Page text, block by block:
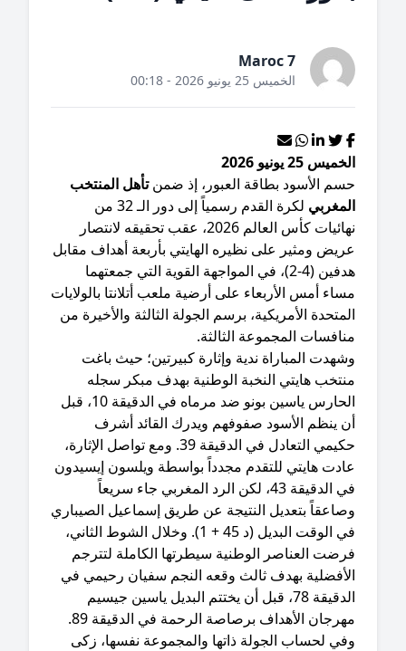
Maroc 7
الخميس 25 يونيو 2026 - 00:18
الأسود بطاقة العبور، إذ ضمن تأهل المنتخب
لكرة القدم رسمياً إلى دور الـ 32 من
نهائيات كأس العالم 2026، عقب تحقيقه لانتصار
ومثير على نظيره الهايتي بأربعة أهداف مقابل
هدفين (4-2)، في المواجهة القوية التي جمعتهما
أمس الأربعاء على أرضية ملعب أتلانتا بالولايات
الأمريكية، برسم الجولة الثالثة والأخيرة من
المجموعة الثالثة.
المباراة ندية وإثارة كبيرتين؛ حيث باغت
هايتي النخبة الوطنية بهدف مبكر سجله
الحارس ياسين بونو ضد مرماه في الدقيقة 10، قبل
ينظم الأسود صفوفهم ويدرك القائد أشرف
حكيمي التعادل في الدقيقة 39. ومع تواصل الإثارة،
هايتي للتقدم مجدداً بواسطة ويلسون إيسيدون
في الدقيقة 43، لكن الرد المغربي جاء سريعاً
بتعديل النتيجة عن طريق إسماعيل الصيباري
في الوقت البديل (د 45 + 1). وخلال الشوط الثاني،
العناصر الوطنية سيطرتها الكاملة لتترجم
بهدف ثالث وقعه النجم سفيان رحيمي في
الدقيقة 78، قبل أن يختتم البديل ياسين جيسيم
الأهداف برصاصة الرحمة في الدقيقة 89.
لحساب الجولة ذاتها والمجموعة نفسها، زكى